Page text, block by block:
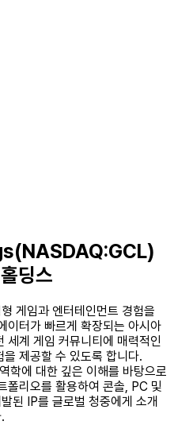
딩스
게임과 엔터테인먼트 경험을
이터가 빠르게 확장되는 아시아
세계 게임 커뮤니티에 매력적인
제공할 수 있도록 합니다.
학에 대한 깊은 이해를 바탕으로
폴리오를 활용하여 콘솔, PC 및
된 IP를 글로벌 청중에게 소개